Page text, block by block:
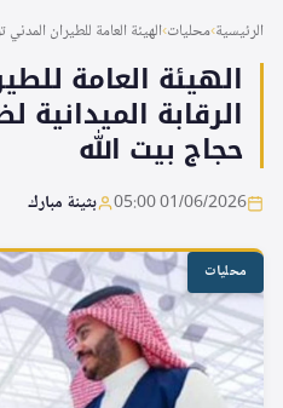
الرئيسية›محليات›الهيئة العامة للطيران
الهيئة العامة
الرقابة
حجاج بيت الله
01/06/2026 05:00 بثينة مبارك
محليات